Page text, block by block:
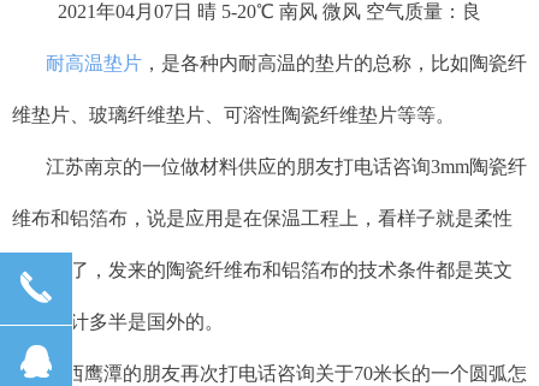
2021年04月07日 晴 5-20℃ 南风 微风 空气质量：良
耐高温垫片 ，是各种内耐高温的垫片的总称，比如陶瓷纤
维垫片、玻璃纤维垫片、可溶性陶瓷纤维垫片等等。
江苏南京的一位做材料供应的朋友打电话咨询3mm陶瓷纤
维布和铝箔布，说是应用是在保温工程上，看样子就是柔性
保温套了，发来的陶瓷纤维布和铝箔布的技术条件都是英文
的，设计多半是国外的。
江西鹰潭的朋友再次打电话咨询关于70米长的一个圆弧怎
끅
뀩